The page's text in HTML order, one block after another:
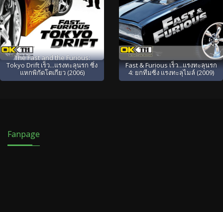
The Fast and the Furious:
Tokyo Drift เร็ว...แรงทะลุนรก ซิ่ง
แหกพิกัดโตเกียว (2006)
Fast & Furious เร็ว...แรงทะลุนรก
4: ยกทีมซิ่ง แรงทะลุไมล์ (2009)
Fanpage